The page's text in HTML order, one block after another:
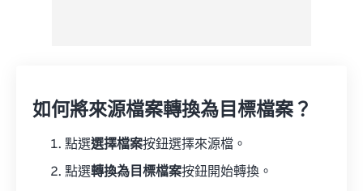
如何將來源檔案轉換為目標檔案？
點選選擇檔案按鈕選擇來源檔。
點選轉換為目標檔案按鈕開始轉換。